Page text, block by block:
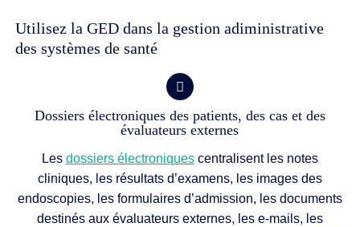
Utilisez la GED dans la gestion adiministrative
des systèmes de santé
Dossiers électroniques des patients, des cas et des
évaluateurs externes
Les dossiers électroniquescentralisent les notes
cliniques, les résultats d’examens, les images des
endoscopies, les formulaires d’admission, les documents
destinés aux évaluateurs externes, les e-mails, les